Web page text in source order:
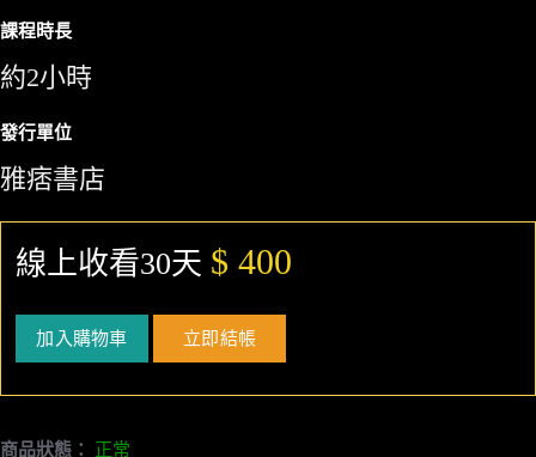
課程時長
約2小時
發行單位
雅痞書店
線上收看30天 $ 400
加入購物車 立即結帳
商品狀態： 正常